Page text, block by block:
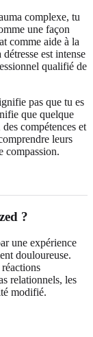
complexe, tu
une façon
comme aide à la
est intense
qualifié de
pas que tu es
que quelque
compétences et
leurs
compassion.
?
une expérience
douloureuse.
relationnels, les
modifié.